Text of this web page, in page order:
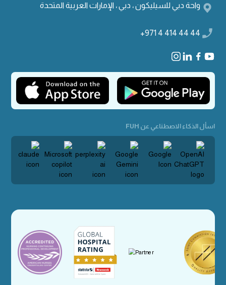
واحة دبي للسيليكون ، دبي ، الإمارات العربية المتحدة
+971 4 414 44 44
اسأل الذكاء الاصطناعي عن FUH